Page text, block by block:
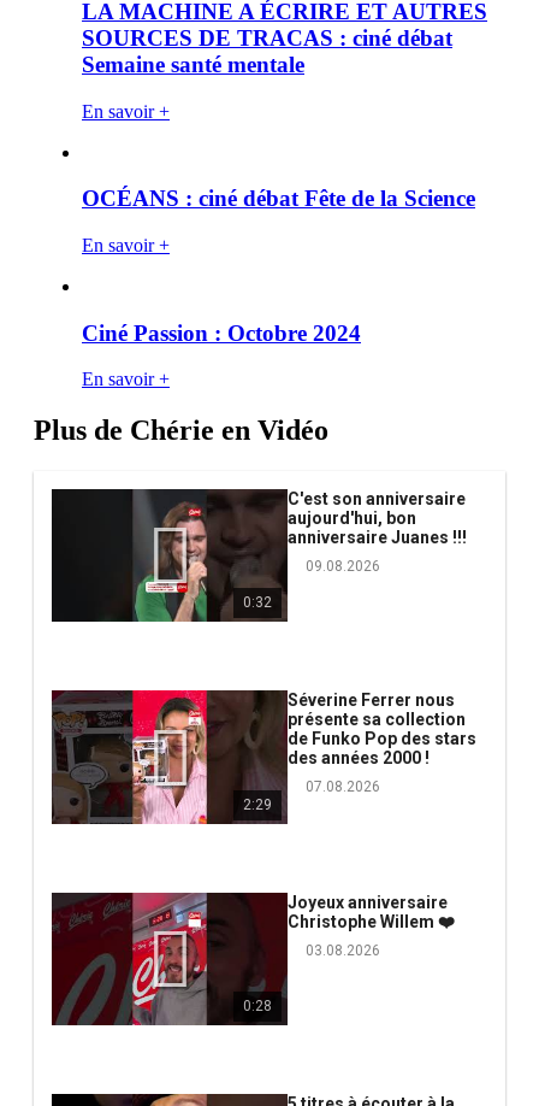
LA MACHINE A ÉCRIRE ET AUTRES
SOURCES DE TRACAS : ciné débat
Semaine santé mentale
En savoir +
OCÉANS : ciné débat Fête de la Science
En savoir +
Ciné Passion : Octobre 2024
En savoir +
Plus de Chérie en Vidéo
0:32
C'est son anniversaire
aujourd'hui, bon
anniversaire Juanes !!!
09.08.2026
2:29
Séverine Ferrer nous
présente sa collection
de Funko Pop des stars
des années 2000 !
07.08.2026
0:28
Joyeux anniversaire
Christophe Willem ❤️
03.08.2026